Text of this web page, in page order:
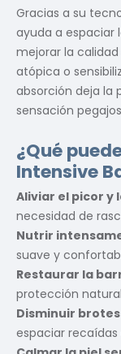
Gracias a su
ayuda a espaciar
mejorar la
atópica o
absorción deja la
sensación
¿Qué
Intensive
Aliviar el picor y
necesidad de
Nutrir
suave y
Restaurar la
protección
Disminuir
espaciar